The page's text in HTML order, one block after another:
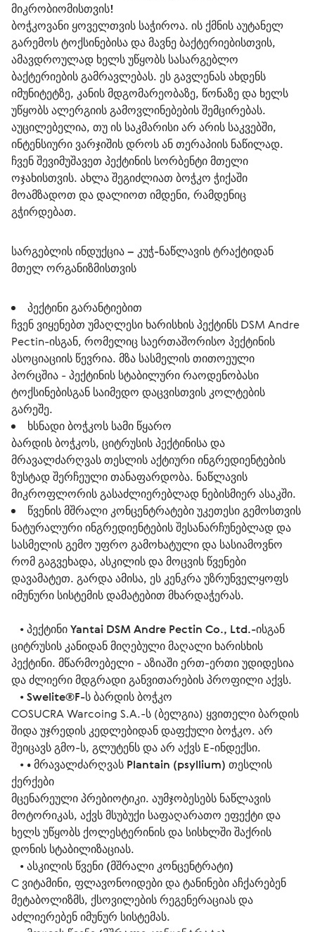
მიკრობიომისთვის!
ბოჭკოვანი ყოველთვის საჭიროა. ის ქმნის აუტანელ
გარემოს ტოქსინებისა და მავნე ბაქტერიებისთვის,
ამავდროულად ხელს უწყობს სასარგებლო
ბაქტერიების გამრავლებას. ეს გავლენას ახდენს
იმუნიტეტზე, კანის მდგომარეობაზე, წონაზე და ხელს
უწყობს ალერგიის გამოვლინებების შემცირებას.
აუცილებელია, თუ ის საკმარისი არ არის საკვებში,
ინტენსიური ვარჯიშის დროს ან თერაპიის ნაწილად.
ჩვენ შევიმუშავეთ პექტინის სორბენტი მთელი
ოჯახისთვის. ახლა შეგიძლიათ ბოჭკო ჭიქაში
მოამზადოთ და დალიოთ იმდენი, რამდენიც
გჭირდებათ.
სარგებლის ინდუქცია – კუჭ-ნაწლავის ტრაქტიდან
მთელ ორგანიზმისთვის
პექტინი გარანტიებით
ჩვენ ვიყენებთ უმაღლესი ხარისხის პექტინს DSM Andre
Pectin-ისგან, რომელიც საერთაშორისო პექტინის
ასოციაციის წევრია. მზა სასმელის თითოეული
პორცშია - პექტინის სტაბილური რაოდენობასი
ტოქსინებისგან საიმედო დაცვისთვის კოლტების
გარეშე.
ხსნადი ბოჭკოს სამი წყარო
ბარდის ბოჭკოს, ციტრუსის პექტინისა და
მრავალძარღვას თესლის აქტიური ინგრედიენტების
ზუსტად შერჩეული თანაფარდობა. ნაწლავის
მიკროფლორის გასაძლიერებლად ნებისმიერ ასაკში.
წვენის მშრალი კონცენტრატები უკეთესი გემოსთვის
ნატურალური ინგრედიენტების შესანარჩუნებლად და
სასმელის გემო უფრო გამოხატული და სასიამოვნო
რომ გაგვეხადა, ასკილის და მოცვის წვენები
დავამატეთ. გარდა ამისა, ეს კენკრა უზრუნველყოფს
იმუნური სისტემის დამატებით მხარდაჭერას.
• პექტინი Yantai DSM Andre Pectin Co., Ltd.-ისგან
ციტრუსის კანიდან მიღებული მაღალი ხარისხის
პექტინი. მწარმოებელი - აზიაში ერთ-ერთი უდიდესია
და ძლიერი მდგრადი განვითარების პროფილი აქვს.
• Swelite®F-ს ბარდის ბოჭკო
COSUCRA Warcoing S.A.-ს (ბელგია) ყვითელი ბარდის
შიდა უჯრედის კედლებიდან დაფქული ბოჭკო. არ
შეიცავს გმო-ს, გლუტენს და არ აქვს E-ინდექსი.
• • მრავალძარღვას Plantain (psyllium) თესლის
ქერქები
მცენარეული პრებიოტიკი. აუმჯობესებს ნაწლავის
მოტორიკას, აქვს მსუბუქი საფაღარათო ეფექტი და
ხელს უწყობს ქოლესტერინის და სისხლში შაქრის
დონის სტაბილიზაციას.
• ასკილის წვენი (მშრალი კონცენტრატი)
C ვიტამინი, ფლავონოიდები და ტანინები აჩქარებენ
მეტაბოლიზმს, ქსოვილების რეგენერაციას და
აძლიერებენ იმუნურ სისტემას.